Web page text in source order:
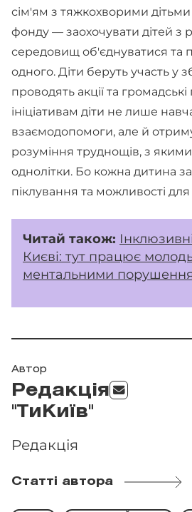
сім'ям з тяжкохворими дітьми
фонду — заохочувати дітей з
середовищ об'єднуватися та
одного. Діти беруть участь у
проводять акції та
ініціативам діти не лише
взаємодопомоги, але й
розуміння труднощів, з якими
однолітки. Бо кожна дитина
піклування та можливості
Читай також:
Києві: тут працює
ментальними
Автор
Редакція
"ТиКиїв"
Редакція
Статті автора